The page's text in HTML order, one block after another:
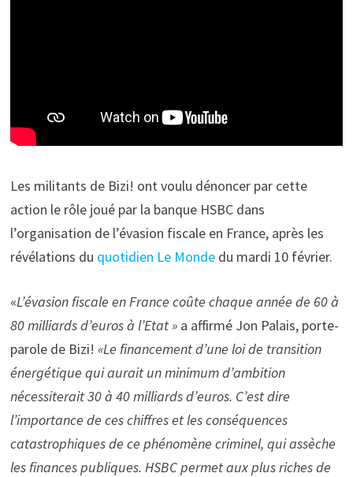
Les militants de Bizi! ont voulu dénoncer par cette
action le rôle joué par la banque HSBC dans
l’organisation de l’évasion fiscale en France, après les
révélations du quotidien Le Mondedu mardi 10 février.
«L’évasion fiscale en France coûte chaque année de 60 à
80 milliards d’euros à l’Etat » a affirmé Jon Palais, porte-
parole de Bizi! «Le financement d’une loi de transition
énergétique qui aurait un minimum d’ambition
nécessiterait 30 à 40 milliards d’euros. C’est dire
l’importance de ces chiffres et les conséquences
catastrophiques de ce phénomène criminel, qui assèche
les finances publiques. HSBC permet aux plus riches de